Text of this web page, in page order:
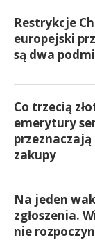
Restrykcje
europejski
są dwa
Co trzecią
emerytury
zakupy
Na jeden
zgłoszenia.
nie